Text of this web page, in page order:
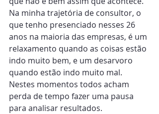
Na minha trajetória de consultor, o
que tenho presenciado nesses 26
anos na maioria das empresas, é um
relaxamento quando as coisas estão
indo muito bem, e um desarvoro
quando estão indo muito mal.
Nestes momentos todos acham
perda de tempo fazer uma pausa
para analisar resultados.